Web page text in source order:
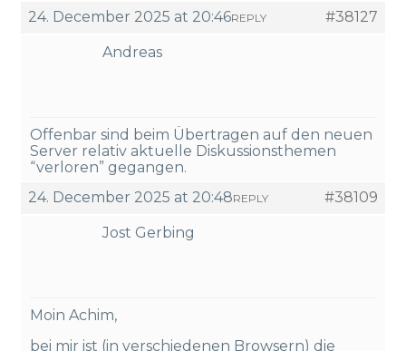
24. December 2025 at 20:46
#38127
REPLY
Andreas
Offenbar sind beim Übertragen auf den neuen
Server relativ aktuelle Diskussionsthemen
“verloren” gegangen.
24. December 2025 at 20:48
#38109
REPLY
Jost Gerbing
Moin Achim,
bei mir ist (in verschiedenen Browsern) die